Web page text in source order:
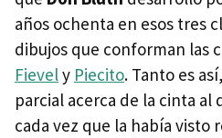
años ochenta en esos tres
dibujos que conforman las
Fievely Piecito. Tanto es
parcial acerca de la cinta
cada vez que la había visto